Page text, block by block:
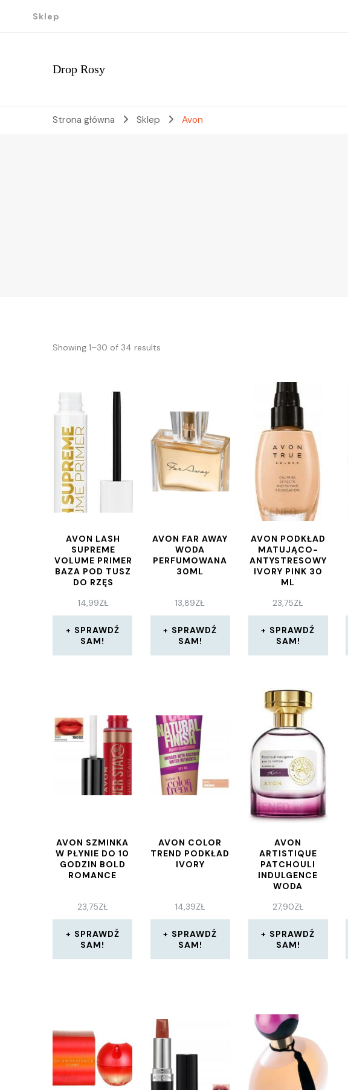
Sklep
Drop Rosy
Strona główna Sklep Avon
Showing 1–30 of 34 results
AVON LASH
SUPREME
VOLUME PRIMER
BAZA POD TUSZ
DO RZĘS
7,5ML
14,99ZŁ
SPRAWDŹ
SAM!
AVON FAR AWAY
WODA
PERFUMOWANA
30ML
13,89ZŁ
SPRAWDŹ
SAM!
AVON PODKŁAD
MATUJĄCO-
ANTYSTRESOWY
IVORY PINK 30
ML
23,75ZŁ
SPRAWDŹ
SAM!
AVON SZMINKA
W PŁYNIE DO 10
GODZIN BOLD
ROMANCE
23,75ZŁ
SPRAWDŹ
SAM!
AVON COLOR
TREND PODKŁAD
IVORY
14,39ZŁ
SPRAWDŹ
SAM!
AVON
ARTISTIQUE
PATCHOULI
INDULGENCE
WODA
50 ML
27,90ZŁ
SPRAWDŹ
SAM!